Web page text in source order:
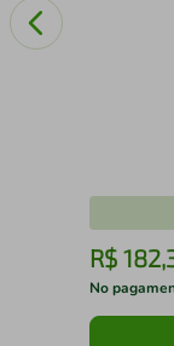
R$ 182,
No